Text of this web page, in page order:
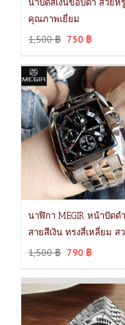
น้าปัดสีเงินขอบดำ สวยหรู
คุณภาพเยี่ยม
1,500฿ 750 ฿
นาฬิกา MEGIR หน้าปัดดำ
สายสีเงิน ทรงสี่เหลี่ยม ส
1,500฿ 790 ฿